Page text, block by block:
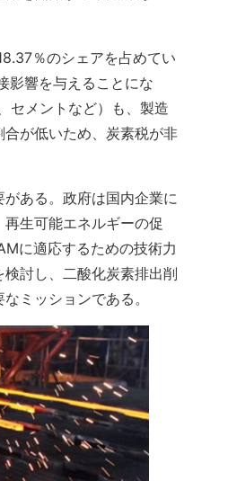
％のシェアを占めてい
影響を与えることにな
セメントなど）も、製造
が低いため、炭素税が非
ある。政府は国内企業に
生可能エネルギーの促
に適応するための技術力
討し、二酸化炭素排出削
ミッションである。